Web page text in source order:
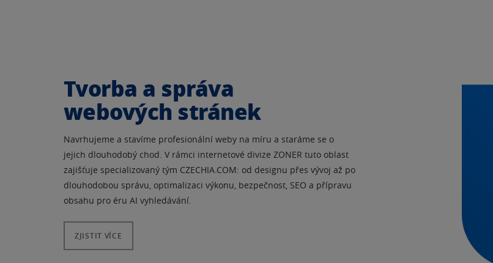
Tvorba a správa
webových stránek
Navrhujeme a stavíme profesionální weby na míru a staráme se o
jejich dlouhodobý chod. V rámci internetové divize ZONER tuto oblast
zajišťuje specializovaný tým CZECHIA.COM: od designu přes vývoj až po
dlouhodobou správu, optimalizaci výkonu, bezpečnost, SEO a přípravu
obsahu pro éru AI vyhledávání.
ZJISTIT VÍCE